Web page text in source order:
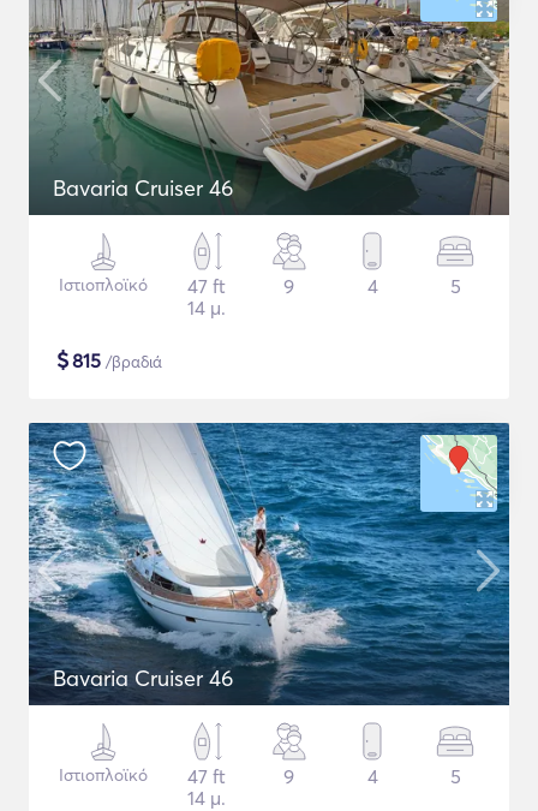
Bavaria Cruiser 46
Ιστιοπλοϊκό
47 ft
14 μ.
9 4 5
$815 /βραδιά
Bavaria Cruiser 46
Ιστιοπλοϊκό
47 ft
14 μ.
9 4 5